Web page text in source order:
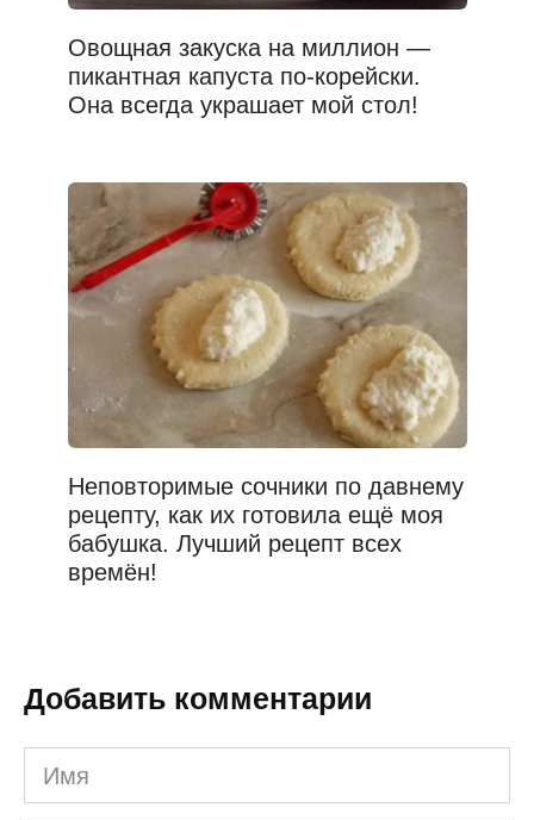
Овощная закуска на миллион —
пикантная капуста по-корейски.
Она всегда украшает мой стол!
Неповторимые сочники по давнему
рецепту, как их готовила ещё моя
бабушка. Лучший рецепт всех
времён!
Добавить комментарии
Имя
*